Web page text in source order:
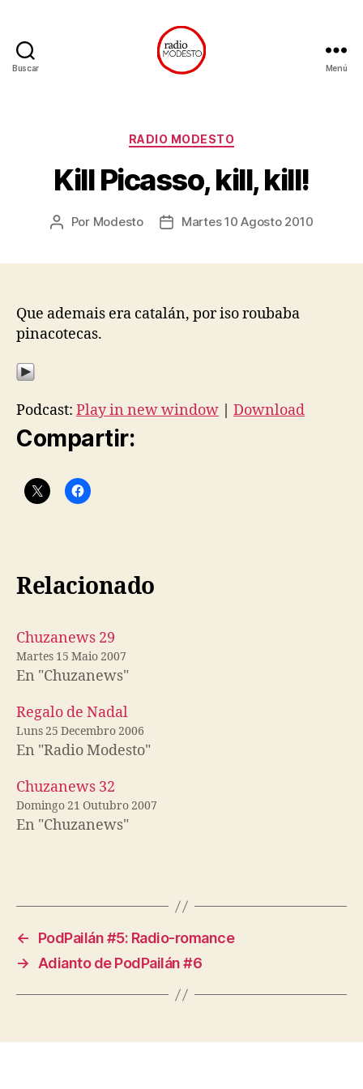
Buscar Menú
Categorías
RADIO MODESTO
Kill Picasso, kill, kill!
Autor
Por Modesto
DataMartes 10 Agosto 2010
Que ademais era catalán, por iso roubaba
pinacotecas.
Podcast: Play in new window | Download
Compartir:
Relacionado
Chuzanews 29
Martes 15 Maio 2007
En "Chuzanews"
Regalo de Nadal
Luns 25 Decembro 2006
En "Radio Modesto"
Chuzanews 32
Domingo 21 Outubro 2007
En "Chuzanews"
←
PodPailán #5: Radio-romance
→
Adianto de PodPailán #6